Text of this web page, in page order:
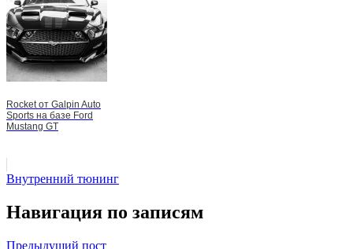
Rocket от Galpin Auto
Sports на базе Ford
Mustang GT
Внутренний тюнинг
Навигация по записям
Предыдущий пост